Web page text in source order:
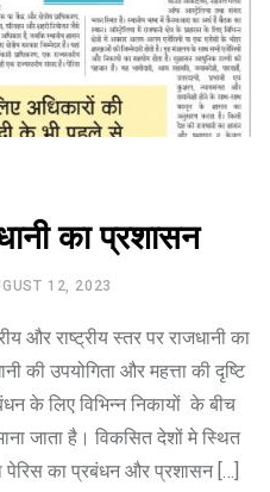
का प्रशासन
12, 2023
और राष्ट्रीय स्तर पर राजधानी का
की उपयोगिता और महत्ता की दृष्टि
लिए विभिन्न निकायों के बीच
जाता है। विकसित देशों मे स्थित
पेरिस का प्रबंधन और प्रशासन […]